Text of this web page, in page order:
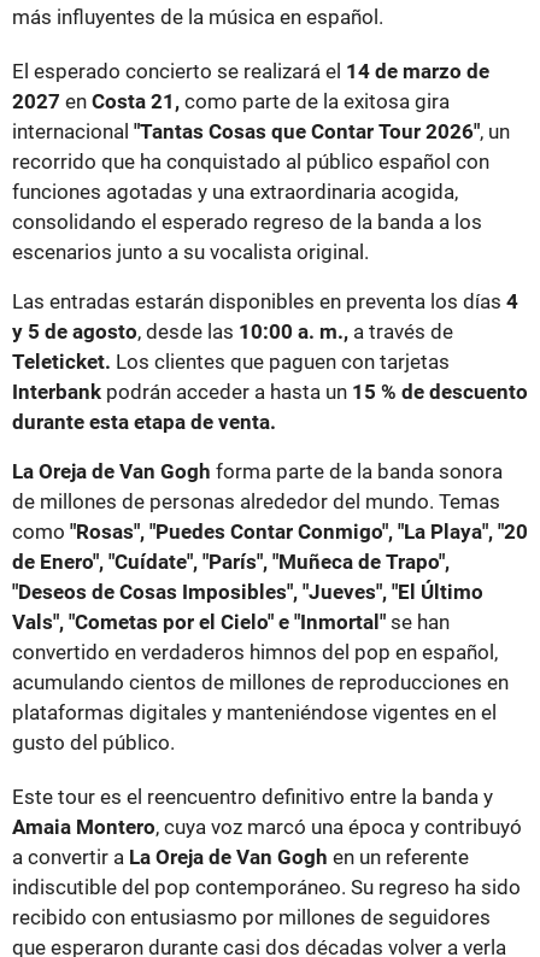
más influyentes de la música en español.
El esperado concierto se realizará el 14 de marzo de
2027 en Costa 21, como parte de la exitosa gira
internacional "Tantas Cosas que Contar Tour 2026", un
recorrido que ha conquistado al público español con
funciones agotadas y una extraordinaria acogida,
consolidando el esperado regreso de la banda a los
escenarios junto a su vocalista original.
Las entradas estarán disponibles en preventa los días 4
y 5 de agosto, desde las 10:00 a. m., a través de
Teleticket. Los clientes que paguen con tarjetas
Interbank podrán acceder a hasta un 15 % de descuento
durante esta etapa de venta.
La Oreja de Van Gogh forma parte de la banda sonora
de millones de personas alrededor del mundo. Temas
como "Rosas", "Puedes Contar Conmigo", "La Playa", "20
de Enero", "Cuídate", "París", "Muñeca de Trapo",
"Deseos de Cosas Imposibles", "Jueves", "El Último
Vals", "Cometas por el Cielo" e "Inmortal" se han
convertido en verdaderos himnos del pop en español,
acumulando cientos de millones de reproducciones en
plataformas digitales y manteniéndose vigentes en el
gusto del público.
Este tour es el reencuentro definitivo entre la banda y
Amaia Montero, cuya voz marcó una época y contribuyó
a convertir a La Oreja de Van Gogh en un referente
indiscutible del pop contemporáneo. Su regreso ha sido
recibido con entusiasmo por millones de seguidores
que esperaron durante casi dos décadas volver a verla